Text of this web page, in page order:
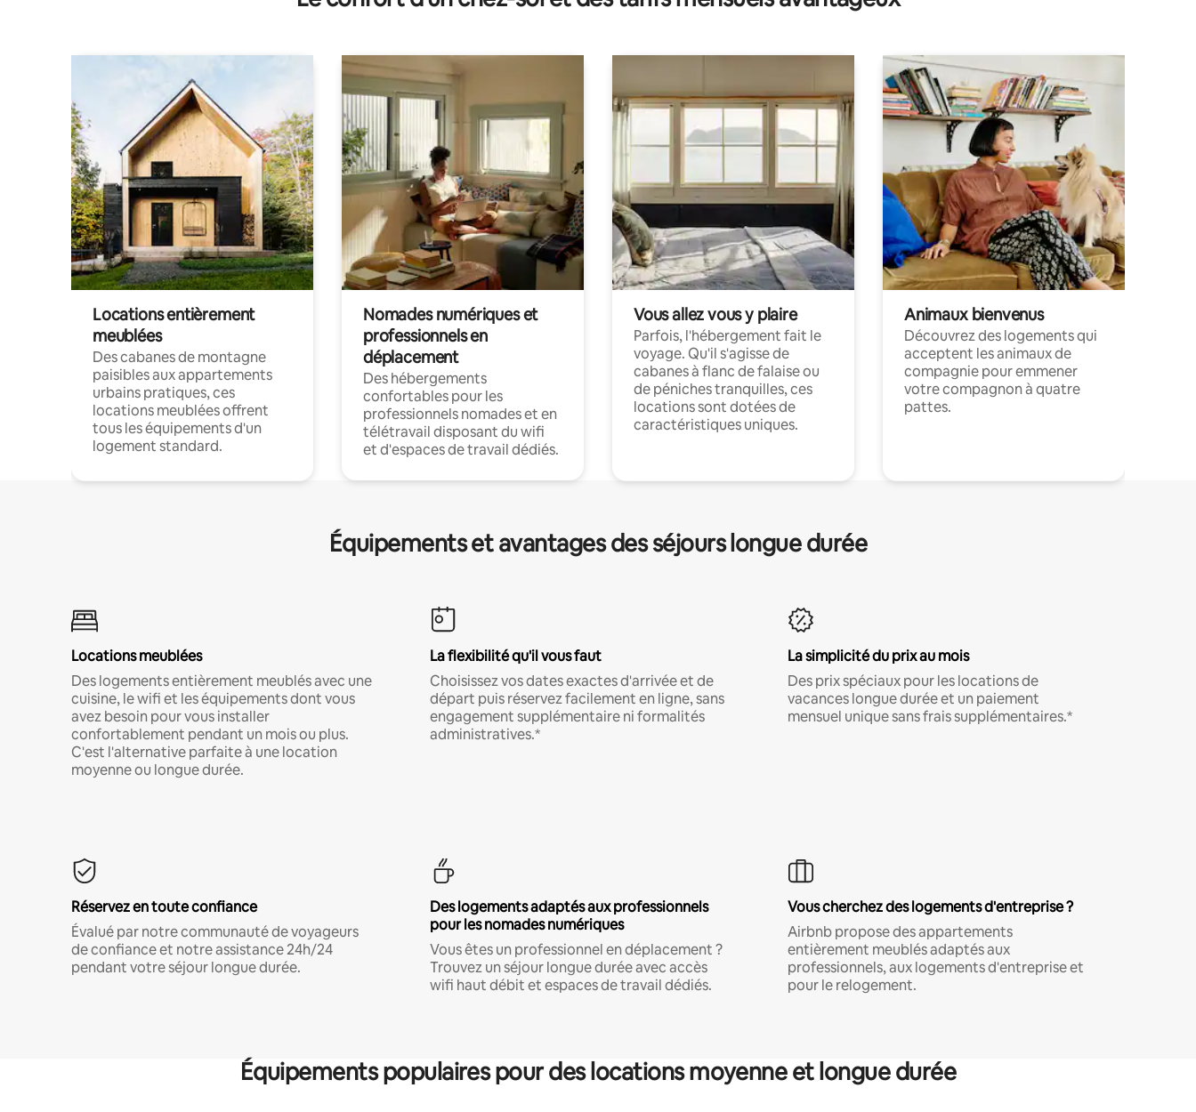
Locations entièrement
meublées
Des cabanes de montagne
paisibles aux appartements
urbains pratiques, ces
locations meublées offrent
tous les équipements d'un
logement standard.
Nomades numériques et
professionnels en
déplacement
Des hébergements
confortables pour les
professionnels nomades et en
télétravail disposant du wifi
et d'espaces de travail dédiés.
Vous allez vous y plaire
Parfois, l'hébergement fait le
voyage. Qu'il s'agisse de
cabanes à flanc de falaise ou
de péniches tranquilles, ces
locations sont dotées de
caractéristiques uniques.
Animaux bienvenus
Découvrez des logements qui
acceptent les animaux de
compagnie pour emmener
votre compagnon à quatre
pattes.
Équipements et avantages des séjours longue durée
Locations meublées
Des logements entièrement meublés avec une
cuisine, le wifi et les équipements dont vous
avez besoin pour vous installer
confortablement pendant un mois ou plus.
C'est l'alternative parfaite à une location
moyenne ou longue durée.
La flexibilité qu'il vous faut
Choisissez vos dates exactes d'arrivée et de
départ puis réservez facilement en ligne, sans
engagement supplémentaire ni formalités
administratives.*
La simplicité du prix au mois
Des prix spéciaux pour les locations de
vacances longue durée et un paiement
mensuel unique sans frais supplémentaires.*
Réservez en toute confiance
Évalué par notre communauté de voyageurs
de confiance et notre assistance 24h/24
pendant votre séjour longue durée.
Des logements adaptés aux professionnels
pour les nomades numériques
Vous êtes un professionnel en déplacement ?
Trouvez un séjour longue durée avec accès
wifi haut débit et espaces de travail dédiés.
Vous cherchez des logements d'entreprise ?
Airbnb propose des appartements
entièrement meublés adaptés aux
professionnels, aux logements d'entreprise et
pour le relogement.
Équipements populaires pour des locations moyenne et longue durée